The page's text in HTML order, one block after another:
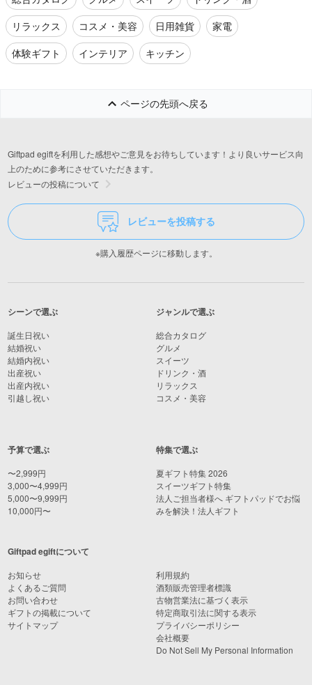
リラックス
コスメ・美容 日用雑貨
家電
体験ギフト
インテリア キッチン
ページの先頭へ戻る
Giftpad egiftを利用した感想やご意見をお待ちしています！より良いサービス向
上のために参考にさせていただきます。
レビューの投稿について
レビューを投稿する
※購入履歴ページに移動します。
シーンで選ぶ
誕生日祝い
結婚祝い
結婚内祝い
出産祝い
出産内祝い
引越し祝い
予算で選ぶ
〜2,999円
3,000〜4,999円
5,000〜9,999円
10,000円〜
ジャンルで選ぶ
総合カタログ
グルメ
スイーツ
ドリンク・酒
リラックス
コスメ・美容
特集で選ぶ
夏ギフト特集 2026
スイーツギフト特集
法人ご担当者様へ ギフトパッドでお悩
みを解決！法人ギフト
Giftpad egiftについて
お知らせ
よくあるご質問
お問い合わせ
ギフトの掲載について
サイトマップ
利用規約
酒類販売管理者標識
古物営業法に基づく表示
特定商取引法に関する表示
プライバシーポリシー
会社概要
Do Not Sell My Personal Information